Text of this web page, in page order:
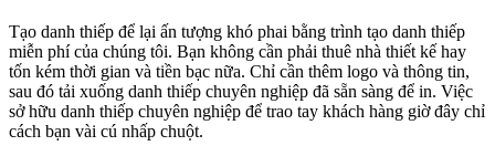
Tạo danh thiếp để lại ấn tượng khó phai bằng trình tạo danh thiếp
miễn phí của chúng tôi. Bạn không cần phải thuê nhà thiết kế hay
tốn kém thời gian và tiền bạc nữa. Chỉ cần thêm logo và thông tin,
sau đó tải xuống danh thiếp chuyên nghiệp đã sẵn sàng để in. Việc
sở hữu danh thiếp chuyên nghiệp để trao tay khách hàng giờ đây chỉ
cách bạn vài cú nhấp chuột.